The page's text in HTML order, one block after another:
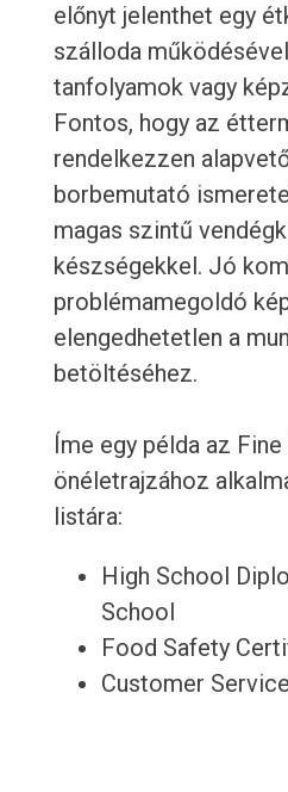
előnyt jelenthet egy
szálloda
tanfolyamok vagy
Fontos, hogy az
rendelkezzen
borbemutató
magas szintű
készségekkel. Jó
problémamegoldó
elengedhetetlen a
betöltéséhez.
Íme egy példa az
önéletrajzához
listára:
High School
School
Food Safety
Customer